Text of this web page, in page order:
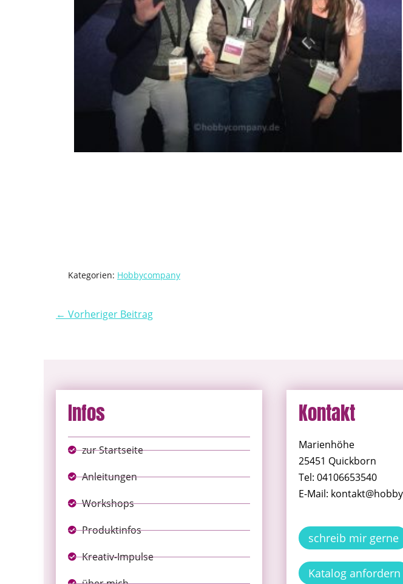
Kategorien: Hobbycompany
← Vorheriger Beitrag
Infos
zur Startseite
Anleitungen
Workshops
Produktinfos
Kreativ-Impulse
Kontakt
Marienhöhe
25451 Quickborn
Tel: 04106653540
E-Mail:
schreib mir gerne
Katalog anfordern